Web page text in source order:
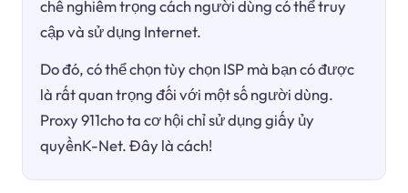
chế nghiêm trọng cách người dùng có thể truy
cập và sử dụng Internet.
Do đó, có thể chọn tùy chọn ISP mà bạn có được
là rất quan trọng đối với một số người dùng.
Proxy 911cho ta cơ hội chỉ sử dụng giấy ủy
quyềnK-Net. Đây là cách!